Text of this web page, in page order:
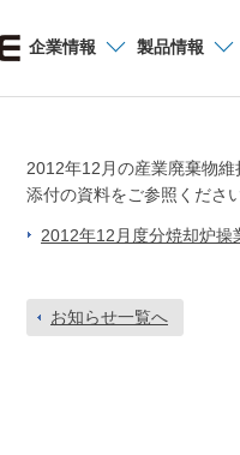
企業情報 製品情報
合わせ
産業廃棄物維持
2012年12月の産業廃棄物
添付の資料をご参照くださ
2012年12月度分焼却炉操
お知らせ一覧へ